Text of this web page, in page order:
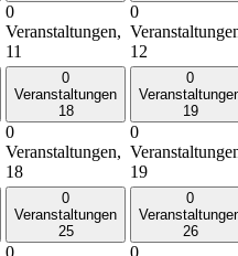
0
Veranstaltungen,
11
0
12
0
Veranstaltungen
18
0
Veranstaltungen,
18
0
19
0
19
0
Veranstaltungen
25
0
0
26
0